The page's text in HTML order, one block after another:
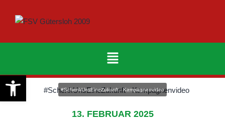
#SchenkUnsEineZukunft - Kampagnenvideo
13. FEBRUAR 2025
Werkzeugleiste öffnen